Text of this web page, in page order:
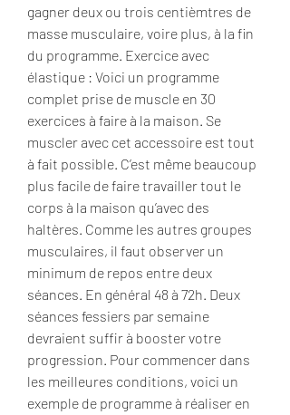
gagner deux ou trois centièmtres de
masse musculaire, voire plus, à la fin
du programme. Exercice avec
élastique : Voici un programme
complet prise de muscle en 30
exercices à faire à la maison. Se
muscler avec cet accessoire est tout
à fait possible. C’est même beaucoup
plus facile de faire travailler tout le
corps à la maison qu’avec des
haltères. Comme les autres groupes
musculaires, il faut observer un
minimum de repos entre deux
séances. En général 48 à 72h. Deux
séances fessiers par semaine
devraient suffir à booster votre
progression. Pour commencer dans
les meilleures conditions, voici un
exemple de programme à réaliser en